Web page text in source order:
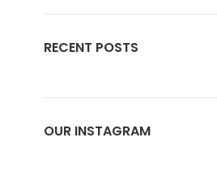
RECENT POSTS
OUR INSTAGRAM